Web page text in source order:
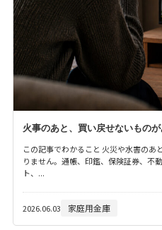
火事のあと、買い戻せないものが
この記事でわかること 火災や水害のあ
りません。通帳、印鑑、保険証券、不
ト、...
2026.06.03 家庭用金庫